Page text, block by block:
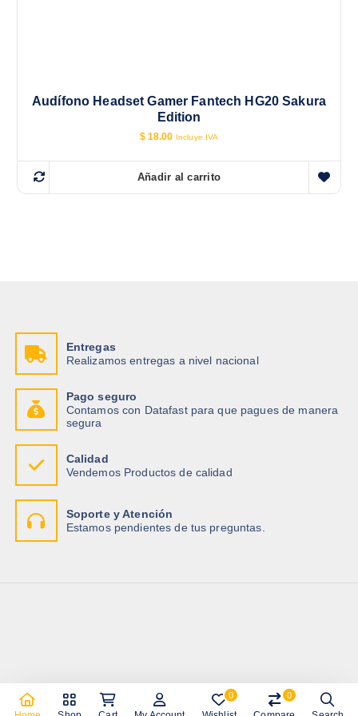
Audífono Headset Gamer Fantech HG20 Sakura
Edition
$18.00 Incluye IVA
Añadir al carrito
Entregas
Realizamos entregas a nivel nacional
Pago seguro
Contamos con Datafast para que pagues de manera
segura
Calidad
Vendemos Productos de calidad
Soporte y Atención
Estamos pendientes de tus preguntas.
Copyright © 2026 Importadora Tecnotrade
0 0